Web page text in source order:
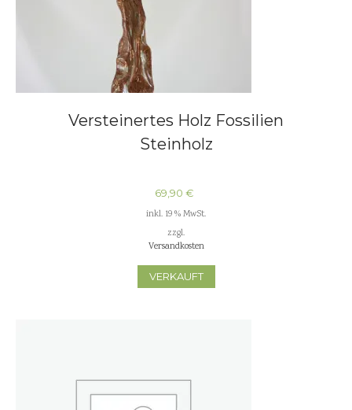
Versteinertes Holz Fossilien
Steinholz
69,90 €
inkl. 19 % MwSt.
zzgl.
Versandkosten
VERKAUFT